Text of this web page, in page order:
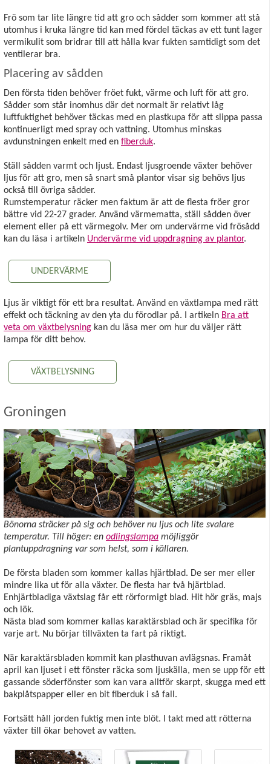
Frö som tar lite längre tid att gro och sådder som kommer att stå
utomhus i kruka längre tid kan med fördel täckas av ett tunt lager
vermikulit som bridrar till att hålla kvar fukten samtidigt som det
ventilerar bra.
Placering av sådden
Den första tiden behöver fröet fukt, värme och luft för att gro.
Sådder som står inomhus där det normalt är relativt låg
luftfuktighet behöver täckas med en plastkupa för att slippa passa
kontinuerligt med spray och vattning. Utomhus minskas
avdunstningen enkelt med en fiberduk.
Ställ sådden varmt och ljust. Endast ljusgroende växter behöver
ljus för att gro, men så snart små plantor visar sig behövs ljus
också till övriga sådder.
Rumstemperatur räcker men faktum är att de flesta fröer gror
bättre vid 22-27 grader. Använd värmematta, ställ sådden över
element eller på ett värmegolv. Mer om undervärme vid frösådd
kan du läsa i artikeln Undervärme vid uppdragning av plantor.
UNDERVÄRME
Ljus är viktigt för ett bra resultat. Använd en växtlampa med rätt
effekt och täckning av den yta du förodlar på. I artikeln Bra att
veta om växtbelysning kan du läsa mer om hur du väljer rätt
lampa för ditt behov.
VÄXTBELYSNING
Groningen
Bönorna sträcker på sig och behöver nu ljus och lite svalare
temperatur. Till höger: en odlingslampa möjliggör
plantuppdragning var som helst, som i källaren.
De första bladen som kommer kallas hjärtblad. De ser mer eller
mindre lika ut för alla växter. De flesta har två hjärtblad.
Enhjärtbladiga växtslag får ett rörformigt blad. Hit hör gräs, majs
och lök.
Nästa blad som kommer kallas karaktärsblad och är specifika för
varje art. Nu börjar tillväxten ta fart på riktigt.
När karaktärsbladen kommit kan plasthuvan avlägsnas. Framåt
april kan ljuset i ett fönster räcka som ljuskälla, men se upp för ett
gassande söderfönster som kan vara alltför skarpt, skugga med ett
bakplåtspapper eller en bit fiberduk i så fall.
Fortsätt håll jorden fuktig men inte blöt. I takt med att rötterna
växter till ökar behovet av vatten.